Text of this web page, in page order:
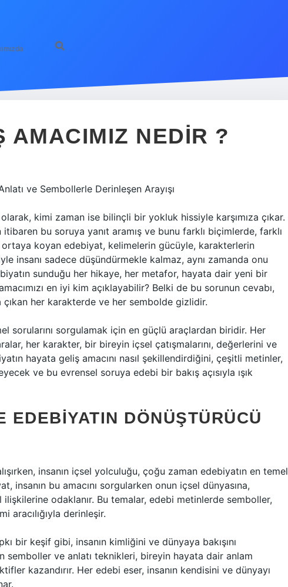
AMACIMIZ NEDIR ?
ve Sembollerle Derinleşen Arayışı
kimi zaman ise bilinçli bir yokluk hissiyle karşımıza çıkar.
itibaren bu soruya yanıt aramış ve bunu farklı biçimlerde, farklı
koyan edebiyat, kelimelerin gücüyle, karakterlerin
insanı sadece düşündürmekle kalmaz, aynı zamanda onu
sunduğu her hikaye, her metafor, hayata dair yeni bir
en iyi kim açıklayabilir? Belki de bu sorunun cevabı,
çıkan her karakterde ve her sembolde gizlidir.
sorularını sorgulamak için en güçlü araçlardan biridir. Her
her karakter, bir bireyin içsel çatışmalarını, değerlerini ve
hayata geliş amacını nasıl şekillendirdiğini, çeşitli metinler,
ve bu evrensel soruya edebi bir bakış açısıyla ışık
EDEBIYATIN DÖNÜŞTÜRÜCÜ
insanın içsel yolculuğu, çoğu zaman edebiyatın en temel
insanın bu amacını sorgularken onun içsel dünyasına,
odaklanır. Bu temalar, edebi metinlerde semboller,
aracılığıyla derinleşir.
bir keşif gibi, insanın kimliğini ve dünyaya bakışını
semboller ve anlatı teknikleri, bireyin hayata dair anlam
kazandırır. Her edebi eser, insanın kendisini ve dünyayı